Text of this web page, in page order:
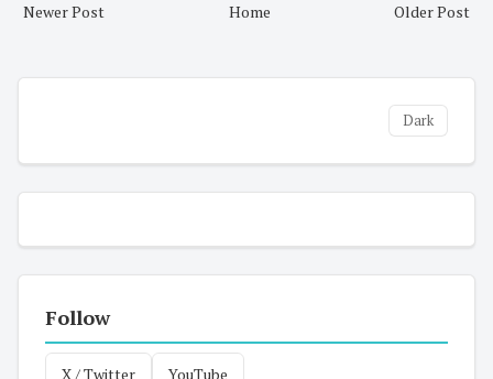
Newer Post Older Post
Home
Dark
Follow
X / Twitter YouTube